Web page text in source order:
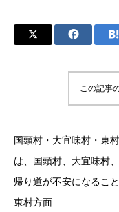
この記事
国頭村・大宜味村・東
は、国頭村、大宜味村
帰り道が不安になるこ
東村方面